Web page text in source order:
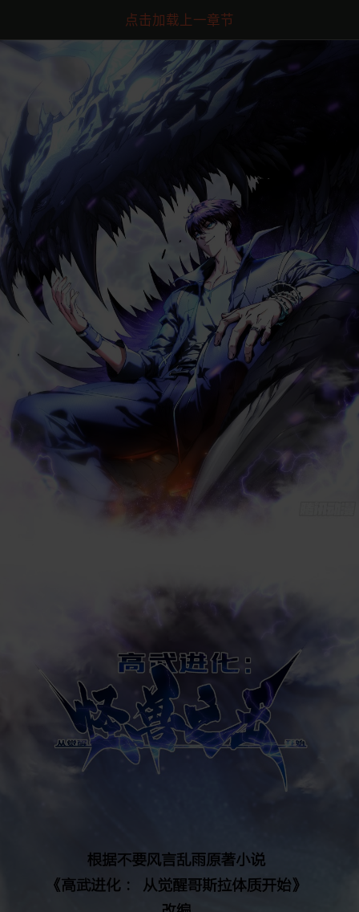
点击加载上一章节